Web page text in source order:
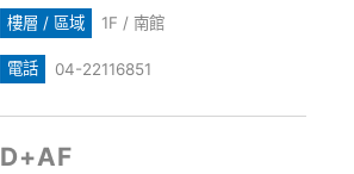
樓層 / 區域 1F / 南館
電話 04-22116851
D+AF